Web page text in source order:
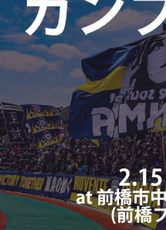
ACADEMY
U-18
U-15
U-12
Ladies U-18
Ladies U-15
スタッフ